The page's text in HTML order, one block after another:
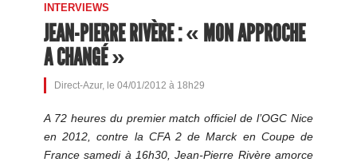
INTERVIEWS
JEAN-PIERRE RIVÈRE : « MON APPROCHE
A CHANGÉ »
Direct-Azur, le 04/01/2012 à 18h29
A 72 heures du premier match officiel de l’OGC Nice
en 2012, contre la CFA 2 de Marck en Coupe de
France samedi à 16h30, Jean-Pierre Rivère amorce